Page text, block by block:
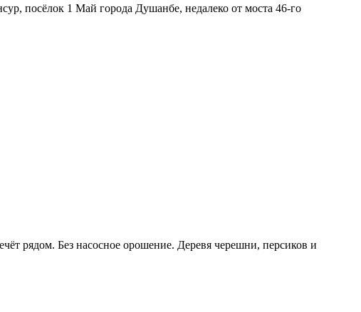
посёлок 1 Май города Душанбе, недалеко от моста 46-го
рядом. Без насосное орошение. Деревя черешни, персиков и